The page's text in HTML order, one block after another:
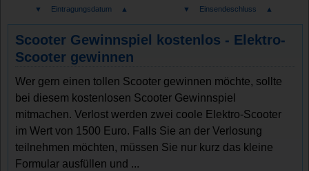
▼ Eintragungsdatum ▲ ▼ Einsendeschluss ▲
Scooter Gewinnspiel kostenlos - Elektro-
Scooter gewinnen
Wer gern einen tollen Scooter gewinnen möchte, sollte
bei diesem kostenlosen Scooter Gewinnspiel
mitmachen. Verlost werden zwei coole Elektro-Scooter
im Wert von 1500 Euro. Falls Sie an der Verlosung
teilnehmen möchten, müssen Sie nur kurz das kleine
Formular ausfüllen und ...